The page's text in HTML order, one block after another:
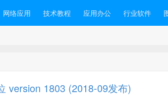
网络应用 技术教程 应用办公 行业软件
version 1803 (2018-09发布)